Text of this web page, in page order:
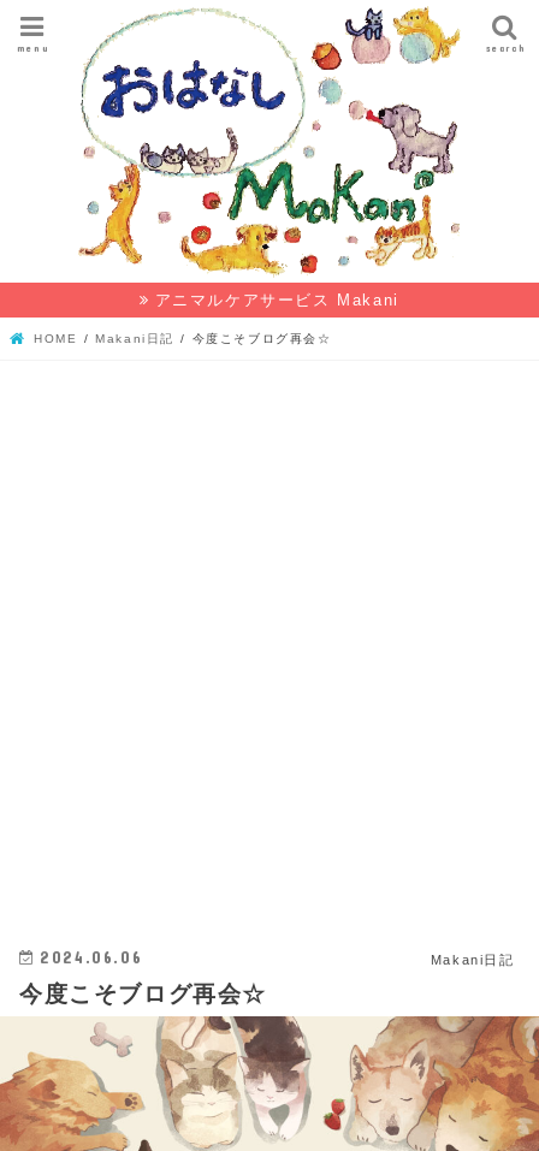
search
menu
アニマルケアサービス Makani
HOME Makani日記 今度こそブログ再会☆
Makani日記
2024.06.06
今度こそブログ再会☆